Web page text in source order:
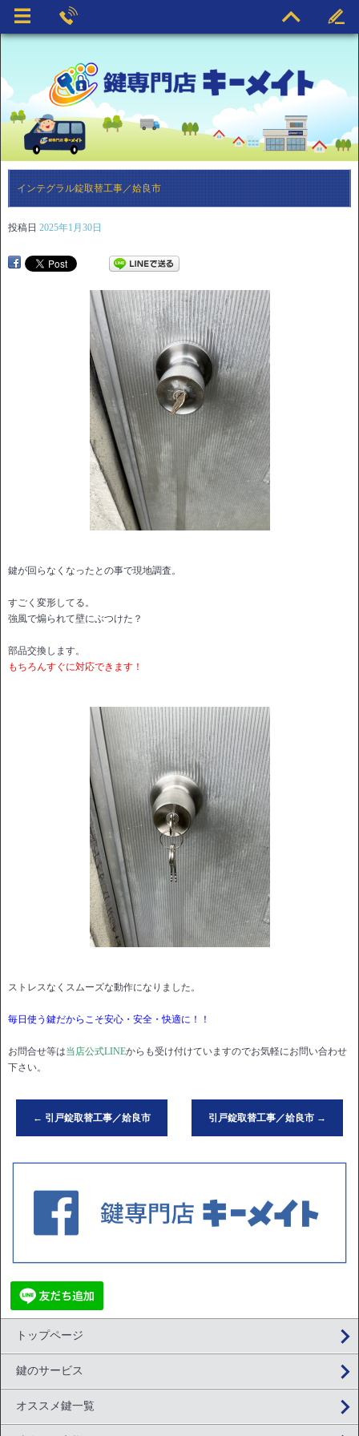
インテグラル錠取替工事／姶良市
投稿日 2025年1月30日
鍵が回らなくなったとの事で現地調査。
すごく変形してる。
強風で煽られて壁にぶつけた？
部品交換します。
もちろんすぐに対応できます！
ストレスなくスムーズな動作になりました。
毎日使う鍵だからこそ安心・安全・快適に！！
お問合せ等は当店公式LINEからも受け付けていますのでお気軽にお問い合わせ
下さい。
← 引戸錠取替工事／姶良市 引戸錠取替工事／姶良市 →
トップページ
鍵のサービス
オススメ鍵一覧